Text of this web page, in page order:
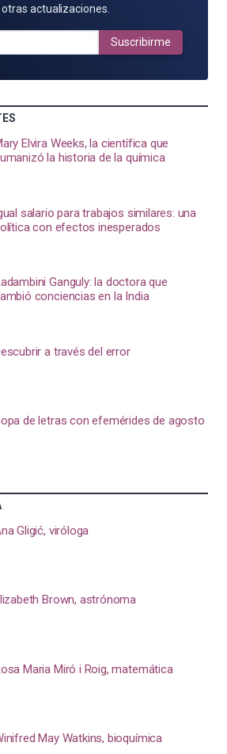
actualizaciones.
Suscribirme
Elvira Weeks, la científica que
la historia de la química
salario para trabajos similares: una
con efectos inesperados
Ganguly: la doctora que
conciencias en la India
a través del error
de letras con efemérides de agosto
Gligić, viróloga
Brown, astrónoma
Maria Miró i Roig, matemática
May Watkins, bioquímica